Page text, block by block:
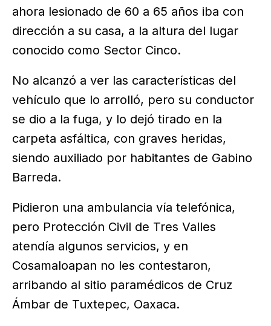
ahora lesionado de 60 a 65 años iba con
dirección a su casa, a la altura del lugar
conocido como Sector Cinco.
No alcanzó a ver las características del
vehículo que lo arrolló, pero su conductor
se dio a la fuga, y lo dejó tirado en la
carpeta asfáltica, con graves heridas,
siendo auxiliado por habitantes de Gabino
Barreda.
Pidieron una ambulancia vía telefónica,
pero Protección Civil de Tres Valles
atendía algunos servicios, y en
Cosamaloapan no les contestaron,
arribando al sitio paramédicos de Cruz
Ámbar de Tuxtepec, Oaxaca.